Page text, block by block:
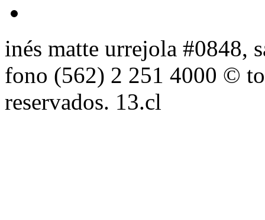
inés matte urrejola #0848,
fono (562) 2 251 4000 ©
reservados. 13.cl